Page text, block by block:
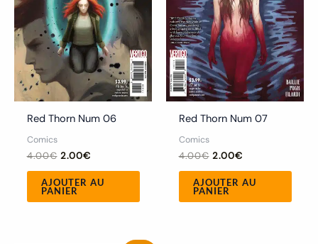
Red Thorn Num 06
Comics
4.00€ 2.00€
AJOUTER AU
PANIER
Red Thorn Num 07
Comics
4.00€ 2.00€
AJOUTER AU
PANIER